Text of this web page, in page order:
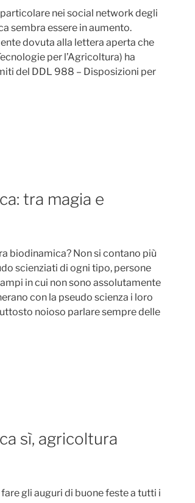
nei social network degli
sembra essere in aumento.
dovuta alla lettera aperta che
per l’Agricoltura) ha
del DDL 988 – Disposizioni per
tra magia e
biodinamica? Non si contano più
scienziati di ogni tipo, persone
in cui non sono assolutamente
con la pseudo scienza i loro
noioso parlare sempre delle
sì, agricoltura
gli auguri di buone feste a tutti i